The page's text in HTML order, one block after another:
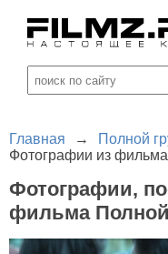
Главная → Полной
Фотографии из
Фотографии,
фильма